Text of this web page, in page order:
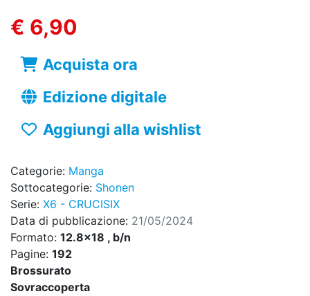
€ 6,90
Acquista ora
Edizione digitale
Aggiungi alla wishlist
Categorie: Manga
Sottocategorie: Shonen
Serie: X6 - CRUCISIX
Data di pubblicazione: 21/05/2024
Formato: 12.8x18 , b/n
Pagine: 192
Brossurato
Sovraccoperta